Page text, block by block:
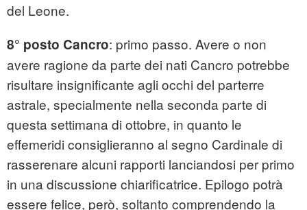
del Leone.
8° posto Cancro: primo passo. Avere o non
avere ragione da parte dei nati Cancro potrebbe
risultare insignificante agli occhi del parterre
astrale, specialmente nella seconda parte di
questa settimana di ottobre, in quanto le
effemeridi consiglieranno al segno Cardinale di
rasserenare alcuni rapporti lanciandosi per primo
in una discussione chiarificatrice. Epilogo potrà
essere felice, però, soltanto comprendendo la